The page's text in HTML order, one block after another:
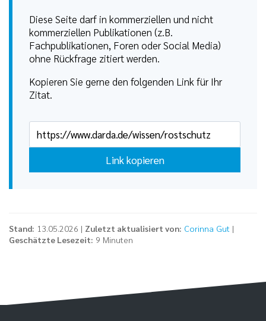
Diese Seite darf in kommerziellen und nicht
kommerziellen Publikationen (z.B.
Fachpublikationen, Foren oder Social Media)
ohne Rückfrage zitiert werden.
Kopieren Sie gerne den folgenden Link für Ihr
Zitat.
Link kopieren
Stand: 13.05.2026 | Zuletzt aktualisiert von: Corinna Gut |
Geschätzte Lesezeit: 9 Minuten